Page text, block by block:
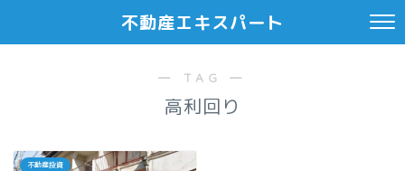
不動産エキスパート
― TAG ―
高利回り
不動産投資